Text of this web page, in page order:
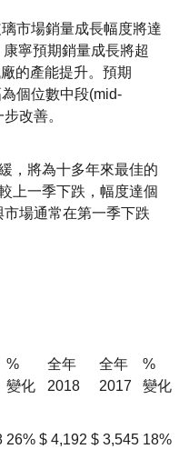
市場銷量成長幅度將達
寧預期銷量成長將超
的產能提升。預期
個位數中段(mid-
改善。
，將為十多年來最佳的
上一季下跌，幅度達個
場通常在第一季下跌
%
變化
全年
2018
全年
2017
%
變化
26% $ 4,192 $ 3,545 18%